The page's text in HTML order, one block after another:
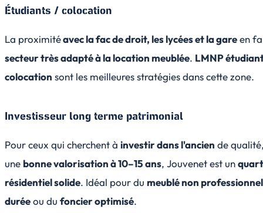
Étudiants / colocation
La proximitéavec la fac de droit, les lycées et la gareen
secteur très adapté à la location meublée. LMNP
colocation sont les meilleures stratégies dans cette zone.
Investisseur long terme patrimonial
Pour ceux qui cherchent à investir dans l'ancien de
une bonne valorisation à 10–15 ans, Jouvenet est un
résidentiel solide. Idéal pour du meublé non
duréeou du foncier optimisé.